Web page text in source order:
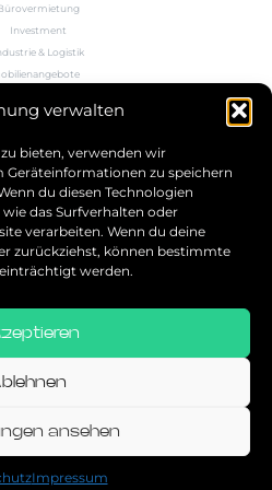
verwalten
bieten, verwenden wir
Geräteinformationen zu speichern
du diesen Technologien
das Surfverhalten oder
verarbeiten. Wenn du deine
zurückziehst, können bestimmte
werden.
ansehen
Impressum
Investment
& Logistik
Wissen
5.0
Service
Trustindex